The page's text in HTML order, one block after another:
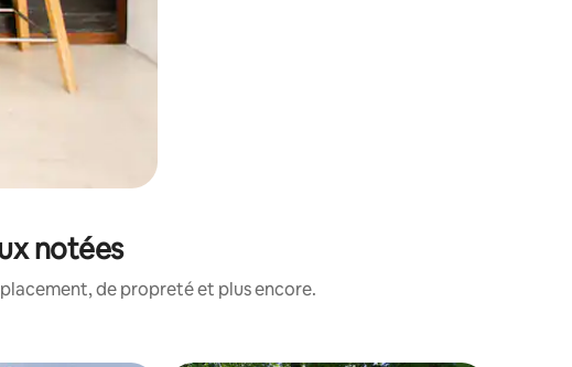
notées
de propreté et plus encore.